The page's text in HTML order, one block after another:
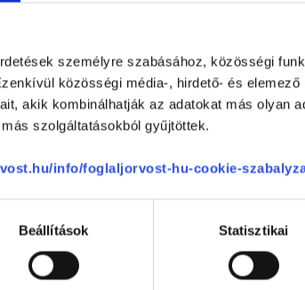
személyre szabásához, közösségi
közösségi média-, hirdető- és
akik kombinálhatják az adatokat más olyan
szolgáltatásokból gyűjtöttek.
info/foglaljorvost-hu-cookie-
Beállítások Statisztikai
SECA
testösszetétel
Első konzultáció
Első tanácsadás
IBS dietetikai
Konzultáció,
Onkológiai
Páros dietetikai
Személyre